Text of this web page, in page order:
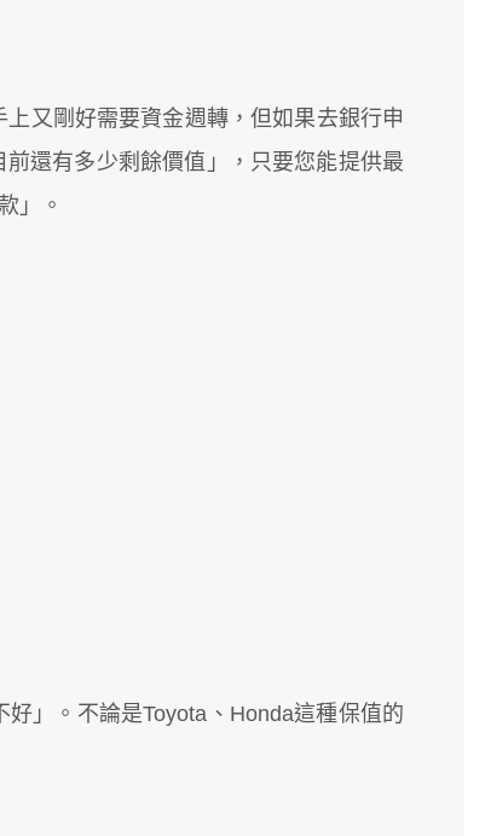
又剛好需要資金週轉，但如果去銀行申
還有多少剩餘價值」，只要您能提供最
」。
」。不論是Toyota、Honda這種保值的